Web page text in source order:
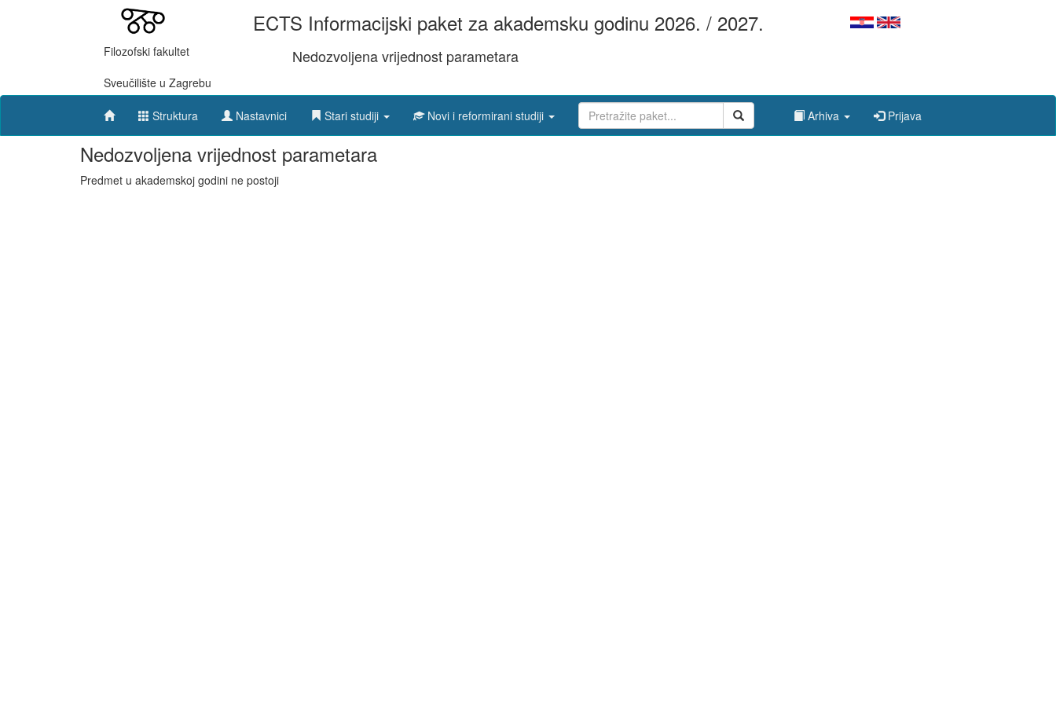
Filozofski fakultet
Sveučilište u Zagrebu
ECTS Informacijski paket za akademsku godinu 2026. / 2027.
Nedozvoljena vrijednost parametara
Struktura Nastavnici Stari studiji Novi i reformirani studiji Arhiva Prijava
Nedozvoljena vrijednost parametara
Predmet u akademskoj godini ne postoji